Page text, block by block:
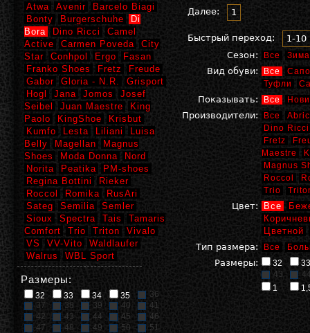
Далее: 1
Быстрый переход:
1-10
Сезон:
Все Зима
Вид обуви: Все
Туфли
Показывать: Все
Производители: Все
Dino Ricci
Fretz
Maestre
Magnus
Roccol
Trio
Цвет: Все
Цветной
Тип размера:
Все
Размеры: 32
33
43
1
Atwa
Avenir
Barcelo Biagi
Bonty
Burgerschuhe
Di
Bora
Dino Ricci
Camel
Active
Carmen Poveda
City
Star
Conhpol Ergo
Fasan
Franko Shoes
Fretz
Freude
Gabor
Gloria - N.R.
Grisport
Hogl
Jana Jomos
Josef
Seibel
Juan Maestre
King
Paolo
KingShoe
Krisbut
Kumfo
Lesta Liliani
Luisa
Belly
Magellan
Magnus
Shoes
Moda Donna
Nord
Norita
Peatika
PM-shoes
Regina Bottini
Rieker
Roccol
Romika
RusAri
Sateg
Semilia
Semler
Sioux
Spectra Tais
Tamaris
Comfort
Trio Triton
Vivalo
VS
VV-Vito
Waldlaufer
Walrus
WBL Sport
Размеры:
32 33 34 35
36
37
38 39 40
41
42
43 44 45
46
47
48 49 50
51